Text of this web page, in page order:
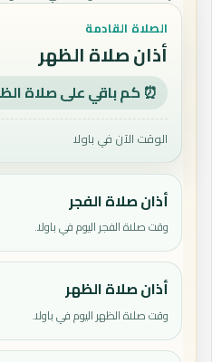
الصلاة القادمة
أذان صلاة الظهر
⏰ كم باقي على صلاة الظهر:
الوقت الآن في باولا
أذان صلاة الفجر
وقت صلاة الفجر اليوم في باولا.
أذان صلاة الظهر
وقت صلاة الظهر اليوم في باولا.